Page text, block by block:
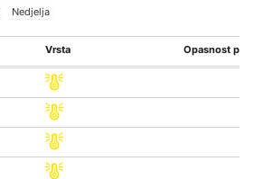
Nedjelja
Vrsta Opasnost po